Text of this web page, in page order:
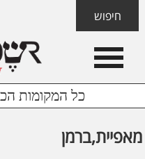
כל המקומות
Skip
links
content
footer
חיפוש
Header
Left
מאפיית,ברמן